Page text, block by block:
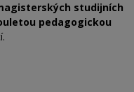
studijních
pedagogickou